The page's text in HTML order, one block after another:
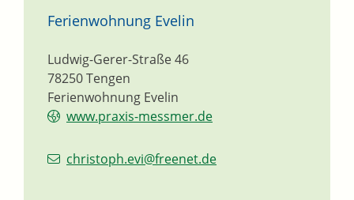
Ferienwohnung Evelin
Ferienwohnung Evelin
Ludwig-Gerer-Straße 46
78250Tengen
www.praxis-messmer.de
christoph.evi@freenet.de